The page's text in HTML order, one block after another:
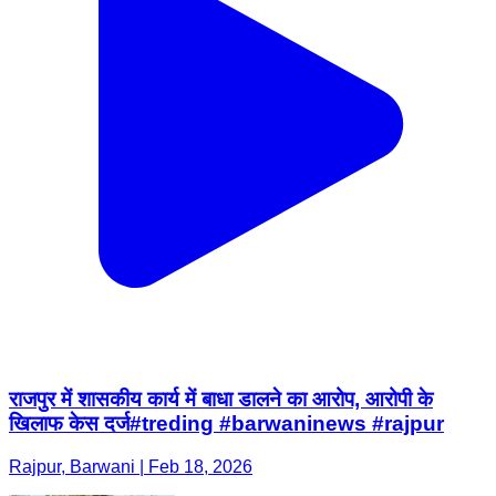
राजपुर में शासकीय कार्य में बाधा डालने का आरोप, आरोपी के
खिलाफ केस दर्ज#treding #barwaninews #rajpur
Rajpur, Barwani | Feb 18, 2026